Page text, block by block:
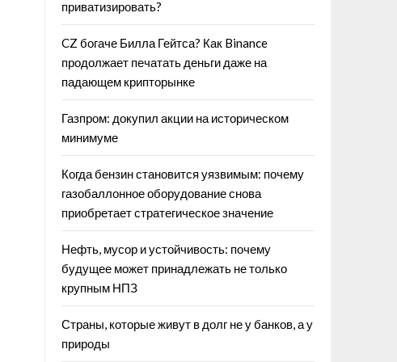
приватизировать?
CZ богаче Билла Гейтса? Как Binance
продолжает печатать деньги даже на
падающем крипторынке
Газпром: докупил акции на историческом
минимуме
Когда бензин становится уязвимым: почему
газобаллонное оборудование снова
приобретает стратегическое значение
Нефть, мусор и устойчивость: почему
будущее может принадлежать не только
крупным НПЗ
Страны, которые живут в долг не у банков, а у
природы